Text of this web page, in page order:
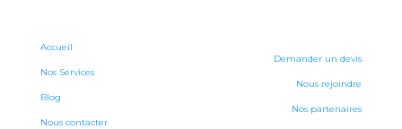
Accueil
Nos Services
Blog
Nous contacter
Demander un devis
Nous rejoindre
Nos partenaires